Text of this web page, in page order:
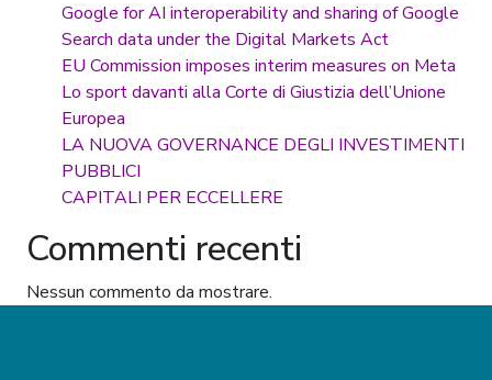
Google for AI interoperability and sharing of Google
Search data under the Digital Markets Act
EU Commission imposes interim measures on Meta
Lo sport davanti alla Corte di Giustizia dell’Unione
Europea
LA NUOVA GOVERNANCE DEGLI INVESTIMENTI
PUBBLICI
CAPITALI PER ECCELLERE
Commenti recenti
Nessun commento da mostrare.